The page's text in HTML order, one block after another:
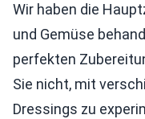
Wir haben die
und Gemüse
perfekten
Sie nicht, mit
Dressings zu